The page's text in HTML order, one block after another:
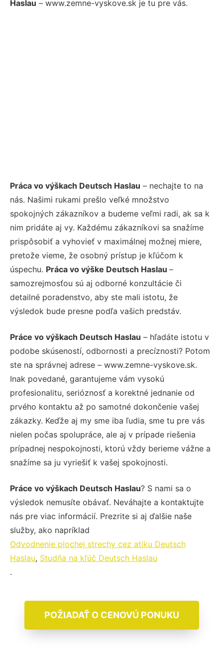
Haslau – www.zemne-vyskove.sk je tu pre vás.
Práca vo výškach Deutsch Haslau – nechajte to na
nás. Našimi rukami prešlo veľké množstvo
spokojných zákazníkov a budeme veľmi radi, ak sa k
nim pridáte aj vy. Každému zákazníkovi sa snažíme
prispôsobiť a vyhovieť v maximálnej možnej miere,
pretože vieme, že osobný prístup je kľúčom k
úspechu. Práca vo výške Deutsch Haslau –
samozrejmosťou sú aj odborné konzultácie či
detailné poradenstvo, aby ste mali istotu, že
výsledok bude presne podľa vašich predstáv.
Práce vo výškach Deutsch Haslau – hľadáte istotu v
podobe skúseností, odbornosti a precíznosti? Potom
ste na správnej adrese – www.zemne-vyskove.sk.
Inak povedané, garantujeme vám vysokú
profesionalitu, serióznosť a korektné jednanie od
prvého kontaktu až po samotné dokončenie vašej
zákazky. Keďže aj my sme iba ľudia, sme tu pre vás
nielen počas spolupráce, ale aj v prípade riešenia
prípadnej nespokojnosti, ktorú vždy berieme vážne a
snažíme sa ju vyriešiť k vašej spokojnosti.
Práce vo výškach Deutsch Haslau? S nami sa o
výsledok nemusíte obávať. Neváhajte a kontaktujte
nás pre viac informácií. Prezrite si aj ďalšie naše
služby, ako napríklad
Odvodnenie plochej strechy cez atiku Deutsch
Haslau, Studňa na kľúč Deutsch Haslau
.
POŽIADAŤ O CENOVÚ PONUKU